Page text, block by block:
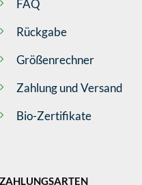
FAQ
Rückgabe
Größenrechner
Zahlung und Versand
Bio-Zertifikate
ZAHLUNGSARTEN